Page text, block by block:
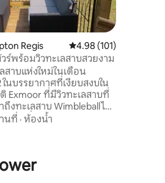
วิว Regis คะแนนเฉลี่ย 4.98 จาก
4.98 (101)
ร์พร้อมวิวทะเลสาบสวยงาม
สาบแห่งใหม่ในเดือน
นบรรยากาศที่เงียบสงบใน
Exmoor ที่มีวิวทะเลสาบที่
ถึงทะเลสาบ Wimbleball ได้
ทำเลที่เหมาะกับสุนัขและ
บริการโดยใช้เวลาเดิน
ตามชายฝั่งของทะเลสาบ
นที่ · ห้องน้ำ